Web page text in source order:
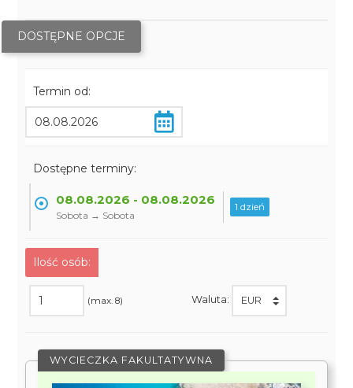
DOSTĘPNE OPCJE
Termin od:
Dostępne terminy:
08.08.2026 - 08.08.2026
Sobota → Sobota
1 dzień
Ilość osób:
(max. 8) Waluta:
WYCIECZKA FAKULTATYWNA